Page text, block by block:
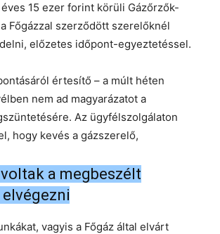
15 ezer forint körüli Gázőrzők-
Főgázzal szerződött szerelőknél
előzetes időpont-egyeztetéssel.
értesítő – a múlt héten
nem ad magyarázatot a
Az ügyfélszolgálaton
hogy kevés a gázszerelő,
a megbeszélt
vagyis a Főgáz által elvárt